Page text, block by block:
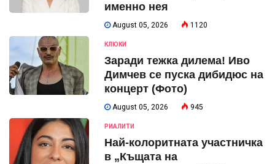
именно нея
August 05, 2026 1120
КЛЮКИ
Заради тежка дилема! Иво
Димчев се пуска дибидюс на
концерт (Фото)
August 05, 2026 945
РИАЛИТИ
Най-колоритната участничка
в „Къщата на